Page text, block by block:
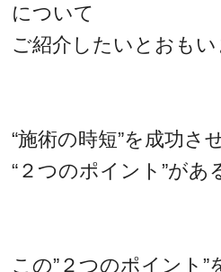
について
ご紹介したいとおもい
“施術の時短”を成功さ
“２つのポイント”があ
この”２つのポイント”